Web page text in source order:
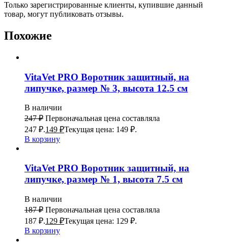
Только зарегистрированные клиенты, купившие данный
товар, могут публиковать отзывы.
Похожие
VitaVet PRO Воротник защитный, на
липучке, размер № 3, высота 12.5 см
В наличии
247₽ Первоначальная цена составляла
247 ₽.149 ₽Текущая цена: 149 ₽.
В корзину
VitaVet PRO Воротник защитный, на
липучке, размер № 1, высота 7.5 см
В наличии
187₽ Первоначальная цена составляла
187 ₽.129 ₽Текущая цена: 129 ₽.
В корзину